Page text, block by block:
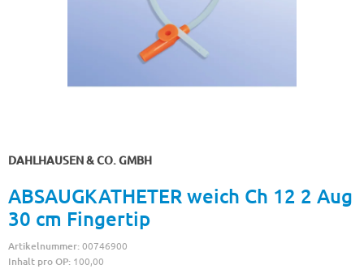
DAHLHAUSEN & CO. GMBH
ABSAUGKATHETER weich Ch 12 2 Aug
30 cm Fingertip
Artikelnummer:00746900
Inhalt pro OP: 100,00